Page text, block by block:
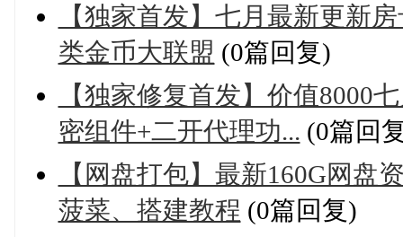
【独家首发】七月最新更新
类金币大联盟 (0篇回复)
【独家修复首发】价值8000
密组件+二开代理功... (0篇回
【网盘打包】最新160G网盘
菠菜、搭建教程 (0篇回复)